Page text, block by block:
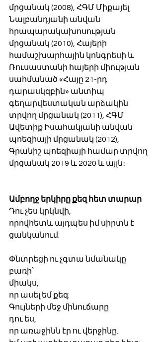
մրցանակ (2008), ՀԳՄ Միքայել
Նալբանդյանի անվան
հրապարակախոսության
մրցանակ (2010), Հայերի
համաշխարհային կոնգրեսի և
Ռուսաստանի հայերի միության
սահմանած «Հայը 21-րդ
դարասկզբին» անտիպ
գեղարվեստական արձակին
տրվող մրցանակ (2011), ՀԳՄ
Ավետիք Իսահակյանի անվան
պոեզիայի մրցանակ (2012),
Գրանիշ պոեզիայի համար տրվող
մրցանակ 2019 և 2020 և այլն։
Ամբողջ երկիրը քեզ հետ տարար
Դու չես կրկնվի,
որովհետև այդպես իմ սիրտն է
ցանկանում:
Փնտրեցի ու չգտա նմանակը
բառի՝
միակս,
որ ասել եմ քեզ:
Գույների մեջ մինուճարը
դու ես,
որ առաջինն էր ու վերջինը.